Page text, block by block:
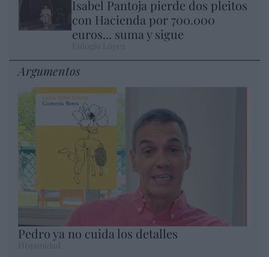
Isabel Pantoja pierde dos pleitos
con Hacienda por 700.000
euros... suma y sigue
Argumentos
Pedro ya no cuida los detalles